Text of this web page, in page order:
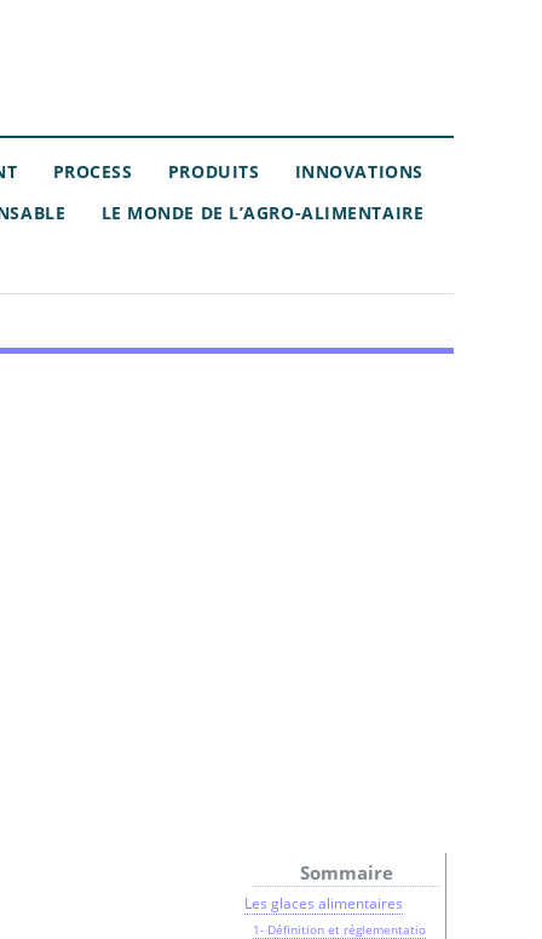
PROCESS PRODUITS
INNOVATIONS
LE MONDE DE L’AGRO-ALIMENTAIRE
Sommaire
Les glaces alimentaires
1- Définition et réglementatio